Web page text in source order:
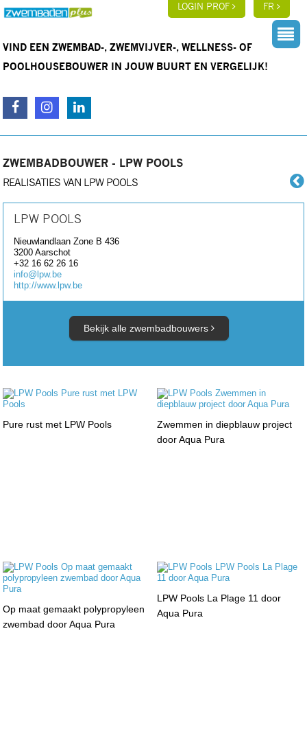
LOGIN PROF FR
VIND EEN ZWEMBAD-, ZWEMVIJVER-, WELLNESS- OF
POOLHOUSEBOUWER IN JOUW BUURT EN VERGELIJK!
ZWEMBADBOUWER - LPW POOLS
REALISATIES VAN LPW POOLS
LPW POOLS
Nieuwlandlaan Zone B 436
3200 Aarschot
+32 16 62 26 16
info@lpw.be
http://www.lpw.be
Bekijk alle zwembadbouwers
Pure rust met LPW Pools
Zwemmen in diepblauw project
door Aqua Pura
Op maat gemaakt polypropyleen
zwembad door Aqua Pura
LPW Pools La Plage 11 door
Aqua Pura